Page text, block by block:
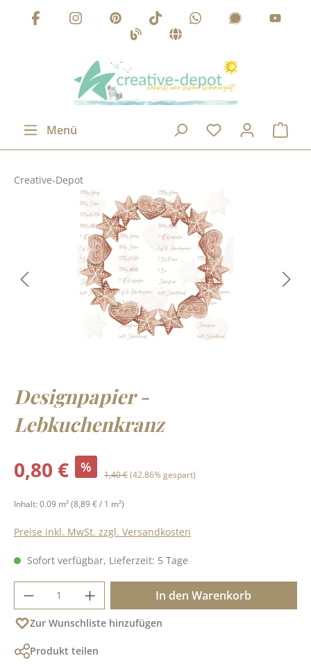
Zum Hauptinhalt springen
Menü
Creative-Depot
Bildergalerie überspringen
Designpapier -
Lebkuchenkranz
Verkaufspreis:
0,80 € % Regulärer Preis:
1,40 €(42.86% gespart)
Inhalt: 0.09 m²(8,89 € / 1 m²)
Preise inkl. MwSt. zzgl. Versandkosten
Sofort verfügbar, Lieferzeit: 5 Tage
Produkt Anzahl: Gib den gewünschten
In den Warenkorb
Zur Wunschliste hinzufügen
Produkt teilen